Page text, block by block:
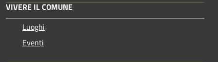
VIVERE IL COMUNE
Luoghi
Eventi